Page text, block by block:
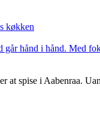
køkken
hånd i hånd. Med
at spise i Aabenraa.